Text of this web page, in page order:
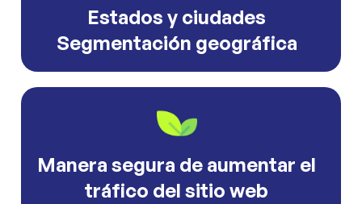
Estados y ciudades
Segmentación geográfica
Manera segura de aumentar el
tráfico del sitio web